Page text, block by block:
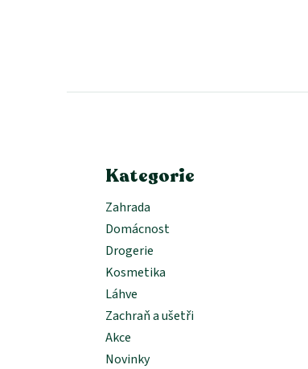
Kategorie
Zahrada
Domácnost
Drogerie
Kosmetika
Láhve
Zachraň a ušetři
Akce
Novinky